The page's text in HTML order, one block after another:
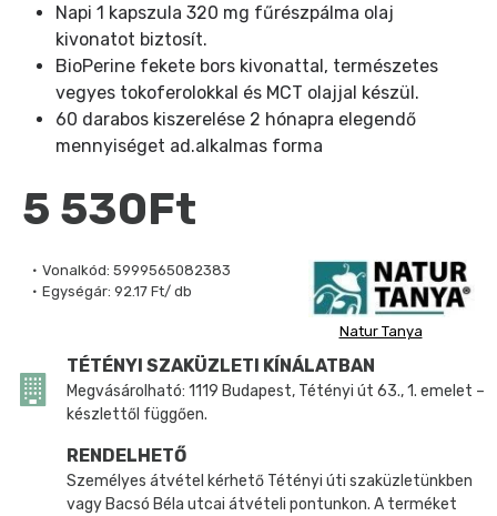
Vonalkód: 5999565082383
Egységár: 92.17 Ft/ db
Natur Tanya
5 530Ft
Napi 1 kapszula 320 mg fűrészpálma olaj
kivonatot biztosít.
BioPerine fekete bors kivonattal, természetes
vegyes tokoferolokkal és MCT olajjal készül.
60 darabos kiszerelése 2 hónapra elegendő
mennyiséget ad.alkalmas forma
TÉTÉNYI SZAKÜZLETI KÍNÁLATBAN
Megvásárolható: 1119 Budapest, Tétényi út 63., 1. emelet –
készlettől függően.
RENDELHETŐ
Személyes átvétel kérhető Tétényi úti szaküzletünkben
vagy Bacsó Béla utcai átvételi pontunkon. A terméket